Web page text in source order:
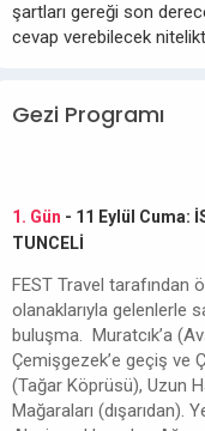
şartları gereği son
cevap verebilecek
Gezi Programı
1. Gün - 11 Eylül Cuma:
TUNCELİ
FEST Travel tarafından
olanaklarıyla gelenlerle
buluşma. Muratcık’a
Çemişgezek’e geçiş ve
(Tağar Köprüsü), Uzun
Mağaraları (dışarıdan).